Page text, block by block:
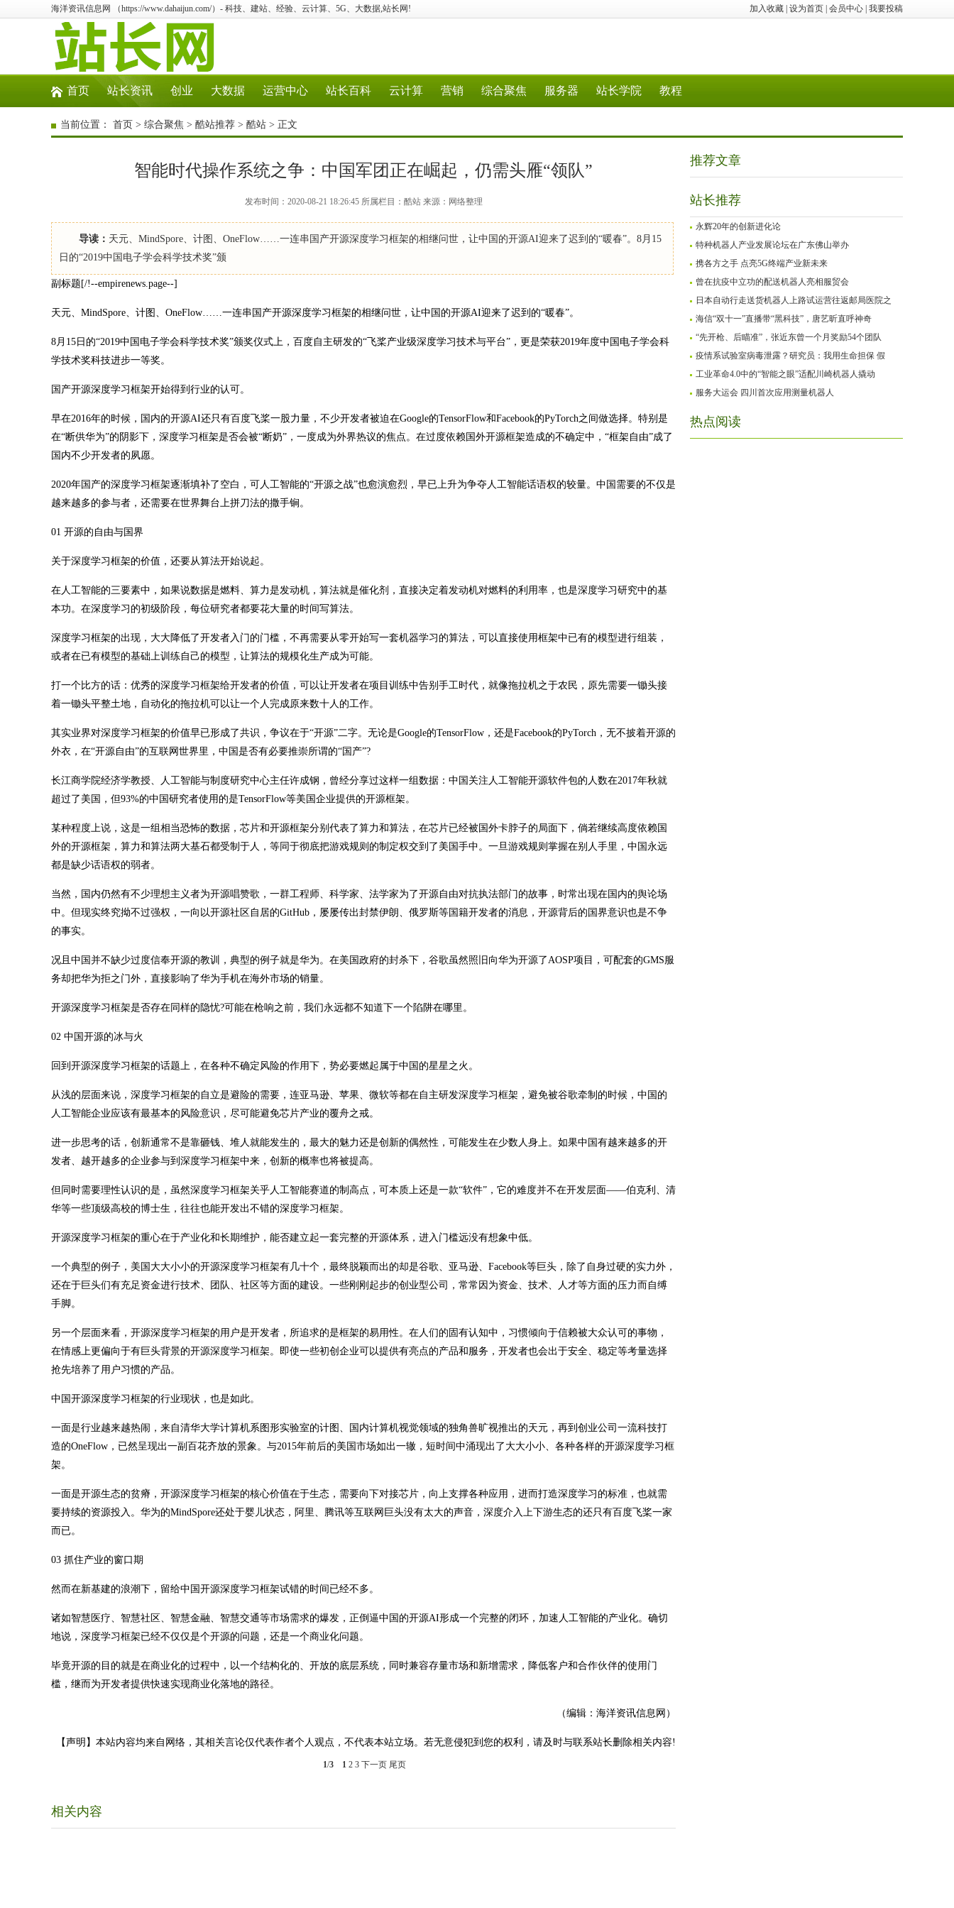
加入收藏 设为首页 会员中心 我要投稿
海洋资讯信息网 （https://www.dahaijun.com/）- 科技、建站、经验、云计算、5G、大数据,站长网!
首页 站长资讯 创业 大数据 运营中心 站长百科 云计算 营销 综合聚焦 服务器 站长学院 教程
当前位置： 首页 > 综合聚焦 > 酷站推荐 > 酷站 > 正文
智能时代操作系统之争：中国军团正在崛起，仍需头雁“领队”
发布时间：2020-08-21 18:26:45 所属栏目：酷站 来源：网络整理
导读： 天元、MindSpore、计图、OneFlow……一连串国产开源深度学习框架的相继问世，让中国的开源AI迎来了迟到的“暖春”。8月15
日的“2019中国电子学会科学技术奖”颁
副标题[/!--empirenews.page--]
天元、MindSpore、计图、OneFlow……一连串国产开源深度学习框架的相继问世，让中国的开源AI迎来了迟到的“暖春”。
8月15日的“2019中国电子学会科学技术奖”颁奖仪式上，百度自主研发的“飞桨产业级深度学习技术与平台”，更是荣获2019年度中国电子学会科
学技术奖科技进步一等奖。
国产开源深度学习框架开始得到行业的认可。
早在2016年的时候，国内的开源AI还只有百度飞桨一股力量，不少开发者被迫在Google的TensorFlow和Facebook的PyTorch之间做选择。特别是
在“断供华为”的阴影下，深度学习框架是否会被“断奶”，一度成为外界热议的焦点。在过度依赖国外开源框架造成的不确定中，“框架自由”成了
国内不少开发者的夙愿。
2020年国产的深度学习框架逐渐填补了空白，可人工智能的“开源之战”也愈演愈烈，早已上升为争夺人工智能话语权的较量。中国需要的不仅是
越来越多的参与者，还需要在世界舞台上拼刀法的撒手锏。
01 开源的自由与国界
关于深度学习框架的价值，还要从算法开始说起。
在人工智能的三要素中，如果说数据是燃料、算力是发动机，算法就是催化剂，直接决定着发动机对燃料的利用率，也是深度学习研究中的基
本功。在深度学习的初级阶段，每位研究者都要花大量的时间写算法。
深度学习框架的出现，大大降低了开发者入门的门槛，不再需要从零开始写一套机器学习的算法，可以直接使用框架中已有的模型进行组装，
或者在已有模型的基础上训练自己的模型，让算法的规模化生产成为可能。
打一个比方的话：优秀的深度学习框架给开发者的价值，可以让开发者在项目训练中告别手工时代，就像拖拉机之于农民，原先需要一锄头接
着一锄头平整土地，自动化的拖拉机可以让一个人完成原来数十人的工作。
其实业界对深度学习框架的价值早已形成了共识，争议在于“开源”二字。无论是Google的TensorFlow，还是Facebook的PyTorch，无不披着开源的
外衣，在“开源自由”的互联网世界里，中国是否有必要推崇所谓的“国产”?
长江商学院经济学教授、人工智能与制度研究中心主任许成钢，曾经分享过这样一组数据：中国关注人工智能开源软件包的人数在2017年秋就
超过了美国，但93%的中国研究者使用的是TensorFlow等美国企业提供的开源框架。
某种程度上说，这是一组相当恐怖的数据，芯片和开源框架分别代表了算力和算法，在芯片已经被国外卡脖子的局面下，倘若继续高度依赖国
外的开源框架，算力和算法两大基石都受制于人，等同于彻底把游戏规则的制定权交到了美国手中。一旦游戏规则掌握在别人手里，中国永远
都是缺少话语权的弱者。
当然，国内仍然有不少理想主义者为开源唱赞歌，一群工程师、科学家、法学家为了开源自由对抗执法部门的故事，时常出现在国内的舆论场
中。但现实终究拗不过强权，一向以开源社区自居的GitHub，屡屡传出封禁伊朗、俄罗斯等国籍开发者的消息，开源背后的国界意识也是不争
的事实。
况且中国并不缺少过度信奉开源的教训，典型的例子就是华为。在美国政府的封杀下，谷歌虽然照旧向华为开源了AOSP项目，可配套的GMS服
务却把华为拒之门外，直接影响了华为手机在海外市场的销量。
开源深度学习框架是否存在同样的隐忧?可能在枪响之前，我们永远都不知道下一个陷阱在哪里。
02 中国开源的冰与火
回到开源深度学习框架的话题上，在各种不确定风险的作用下，势必要燃起属于中国的星星之火。
从浅的层面来说，深度学习框架的自立是避险的需要，连亚马逊、苹果、微软等都在自主研发深度学习框架，避免被谷歌牵制的时候，中国的
人工智能企业应该有最基本的风险意识，尽可能避免芯片产业的覆舟之戒。
进一步思考的话，创新通常不是靠砸钱、堆人就能发生的，最大的魅力还是创新的偶然性，可能发生在少数人身上。如果中国有越来越多的开
发者、越开越多的企业参与到深度学习框架中来，创新的概率也将被提高。
但同时需要理性认识的是，虽然深度学习框架关乎人工智能赛道的制高点，可本质上还是一款“软件”，它的难度并不在开发层面——伯克利、清
华等一些顶级高校的博士生，往往也能开发出不错的深度学习框架。
开源深度学习框架的重心在于产业化和长期维护，能否建立起一套完整的开源体系，进入门槛远没有想象中低。
一个典型的例子，美国大大小小的开源深度学习框架有几十个，最终脱颖而出的却是谷歌、亚马逊、Facebook等巨头，除了自身过硬的实力外，
还在于巨头们有充足资金进行技术、团队、社区等方面的建设。一些刚刚起步的创业型公司，常常因为资金、技术、人才等方面的压力而自缚
手脚。
另一个层面来看，开源深度学习框架的用户是开发者，所追求的是框架的易用性。在人们的固有认知中，习惯倾向于信赖被大众认可的事物，
在情感上更偏向于有巨头背景的开源深度学习框架。即使一些初创企业可以提供有亮点的产品和服务，开发者也会出于安全、稳定等考量选择
抢先培养了用户习惯的产品。
中国开源深度学习框架的行业现状，也是如此。
一面是行业越来越热闹，来自清华大学计算机系图形实验室的计图、国内计算机视觉领域的独角兽旷视推出的天元，再到创业公司一流科技打
造的OneFlow，已然呈现出一副百花齐放的景象。与2015年前后的美国市场如出一辙，短时间中涌现出了大大小小、各种各样的开源深度学习框
架。
一面是开源生态的贫瘠，开源深度学习框架的核心价值在于生态，需要向下对接芯片，向上支撑各种应用，进而打造深度学习的标准，也就需
要持续的资源投入。华为的MindSpore还处于婴儿状态，阿里、腾讯等互联网巨头没有太大的声音，深度介入上下游生态的还只有百度飞桨一家
而已。
03 抓住产业的窗口期
然而在新基建的浪潮下，留给中国开源深度学习框架试错的时间已经不多。
诸如智慧医疗、智慧社区、智慧金融、智慧交通等市场需求的爆发，正倒逼中国的开源AI形成一个完整的闭环，加速人工智能的产业化。确切
地说，深度学习框架已经不仅仅是个开源的问题，还是一个商业化问题。
毕竟开源的目的就是在商业化的过程中，以一个结构化的、开放的底层系统，同时兼容存量市场和新增需求，降低客户和合作伙伴的使用门
槛，继而为开发者提供快速实现商业化落地的路径。
（编辑：海洋资讯信息网）
【声明】本站内容均来自网络，其相关言论仅代表作者个人观点，不代表本站立场。若无意侵犯到您的权利，请及时与联系站长删除相关内容!
1/3 1 2 3 下一页 尾页
相关内容
推荐文章
站长推荐
永辉20年的创新进化论
特种机器人产业发展论坛在广东佛山举办
携各方之手 点亮5G终端产业新未来
曾在抗疫中立功的配送机器人亮相服贸会
日本自动行走送货机器人上路试运营往返邮局医院之
海信“双十一”直播带“黑科技”，唐艺昕直呼神奇
“先开枪、后瞄准”，张近东曾一个月奖励54个团队
疫情系试验室病毒泄露？研究员：我用生命担保 假
工业革命4.0中的“智能之眼”适配川崎机器人撬动
服务大运会 四川首次应用测量机器人
热点阅读